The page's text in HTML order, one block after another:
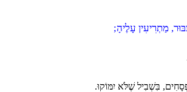
מַתְרִיעִין עָלֶיהָ;
בִּשְׁבִיל שֶׁלֹּא יִמּוֹקוּ.